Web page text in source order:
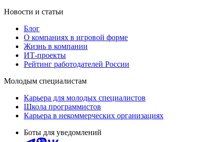
Новости и статьи
Блог
О компаниях в игровой форме
Жизнь в компании
ИТ-проекты
Рейтинг работодателей России
Молодым специалистам
Карьера для молодых специалистов
Школа программистов
Карьера в некоммерческих организациях
Боты для уведомлений